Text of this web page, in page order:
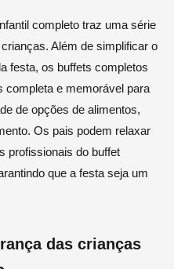
completo traz uma série
Além de simplificar o
festa, os buffets completos
completa e memorável para
de opções de alimentos,
Os pais podem relaxar
profissionais do buffet
que a festa seja um
das crianças